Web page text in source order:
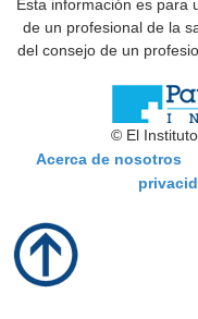
Esta información es para
de un profesional de la
del consejo de un
© El
Acerca de nosotros